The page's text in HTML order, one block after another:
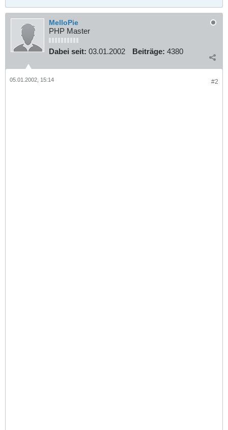
MelloPie
PHP Master
Dabei seit: 03.01.2002 Beiträge: 4380
#2
05.01.2002, 15:14